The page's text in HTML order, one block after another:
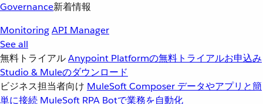
Governance新着情報
MonitoringAPI Manager
See all
無料トライアルAnypoint Platformの無料トライアルお申込み
Studio & Muleのダウンロード
ビジネス担当者向け MuleSoft Composer データやアプリと簡
単に接続 MuleSoft RPA Botで業務を自動化